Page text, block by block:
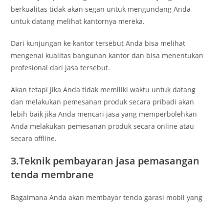
berkualitas tidak akan segan untuk mengundang Anda
untuk datang melihat kantornya mereka.
Dari kunjungan ke kantor tersebut Anda bisa melihat
mengenai kualitas bangunan kantor dan bisa menentukan
profesional dari jasa tersebut.
Akan tetapi jika Anda tidak memiliki waktu untuk datang
dan melakukan pemesanan produk secara pribadi akan
lebih baik jika Anda mencari jasa yang memperbolehkan
Anda melakukan pemesanan produk secara online atau
secara offline.
3.Teknik pembayaran jasa pemasangan
tenda membrane
Bagaimana Anda akan membayar tenda garasi mobil yang